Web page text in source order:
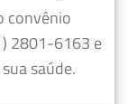
convênio
2801-6163 e
saúde.